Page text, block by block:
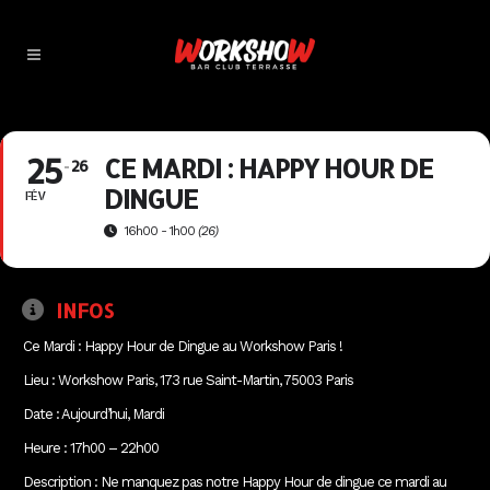
25
FÉV
26
CE MARDI : HAPPY HOUR DE
DINGUE
16h00 - 1h00 (26)
INFOS
Ce Mardi : Happy Hour de Dingue au Workshow Paris !
Lieu : Workshow Paris, 173 rue Saint-Martin, 75003 Paris
Date : Aujourd’hui, Mardi
Heure : 17h00 – 22h00
Description : Ne manquez pas notre Happy Hour de dingue ce mardi au